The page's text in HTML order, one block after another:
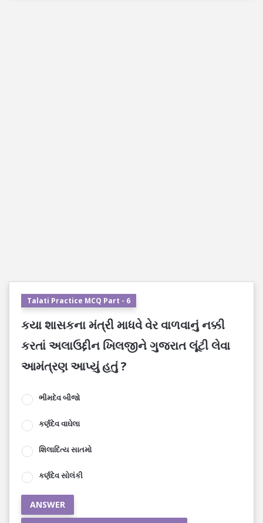
Talati Practice MCQ Part - 6
કયા શાસકના મંત્રી માધવે વેર વાળવાનું નક્કી
કરતાં અલાઉદ્દીન ખિલજીને ગુજરાત લૂંટી લેવા
આમંત્રણ આપ્યું હતું ?
ભીમદેવ બીજો
કર્ણદેવ વાઘેલા
શિલાદિત્ય સાતમો
કર્ણદેવ સોલંકી
ANSWER